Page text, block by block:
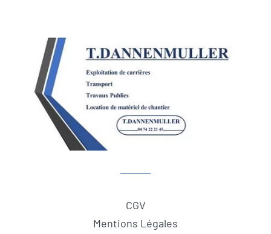
CGV
Mentions Légales